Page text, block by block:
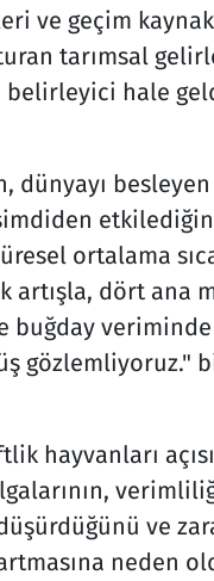
ve geçim
tarımsal
belirleyici hale
dünyayı
ortalama
artışla, dört ana
buğday
gözlemliyoruz."
hayvanları
ve
neden